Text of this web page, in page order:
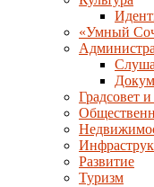
«Умный
Градсовет
Развитие
Туризм